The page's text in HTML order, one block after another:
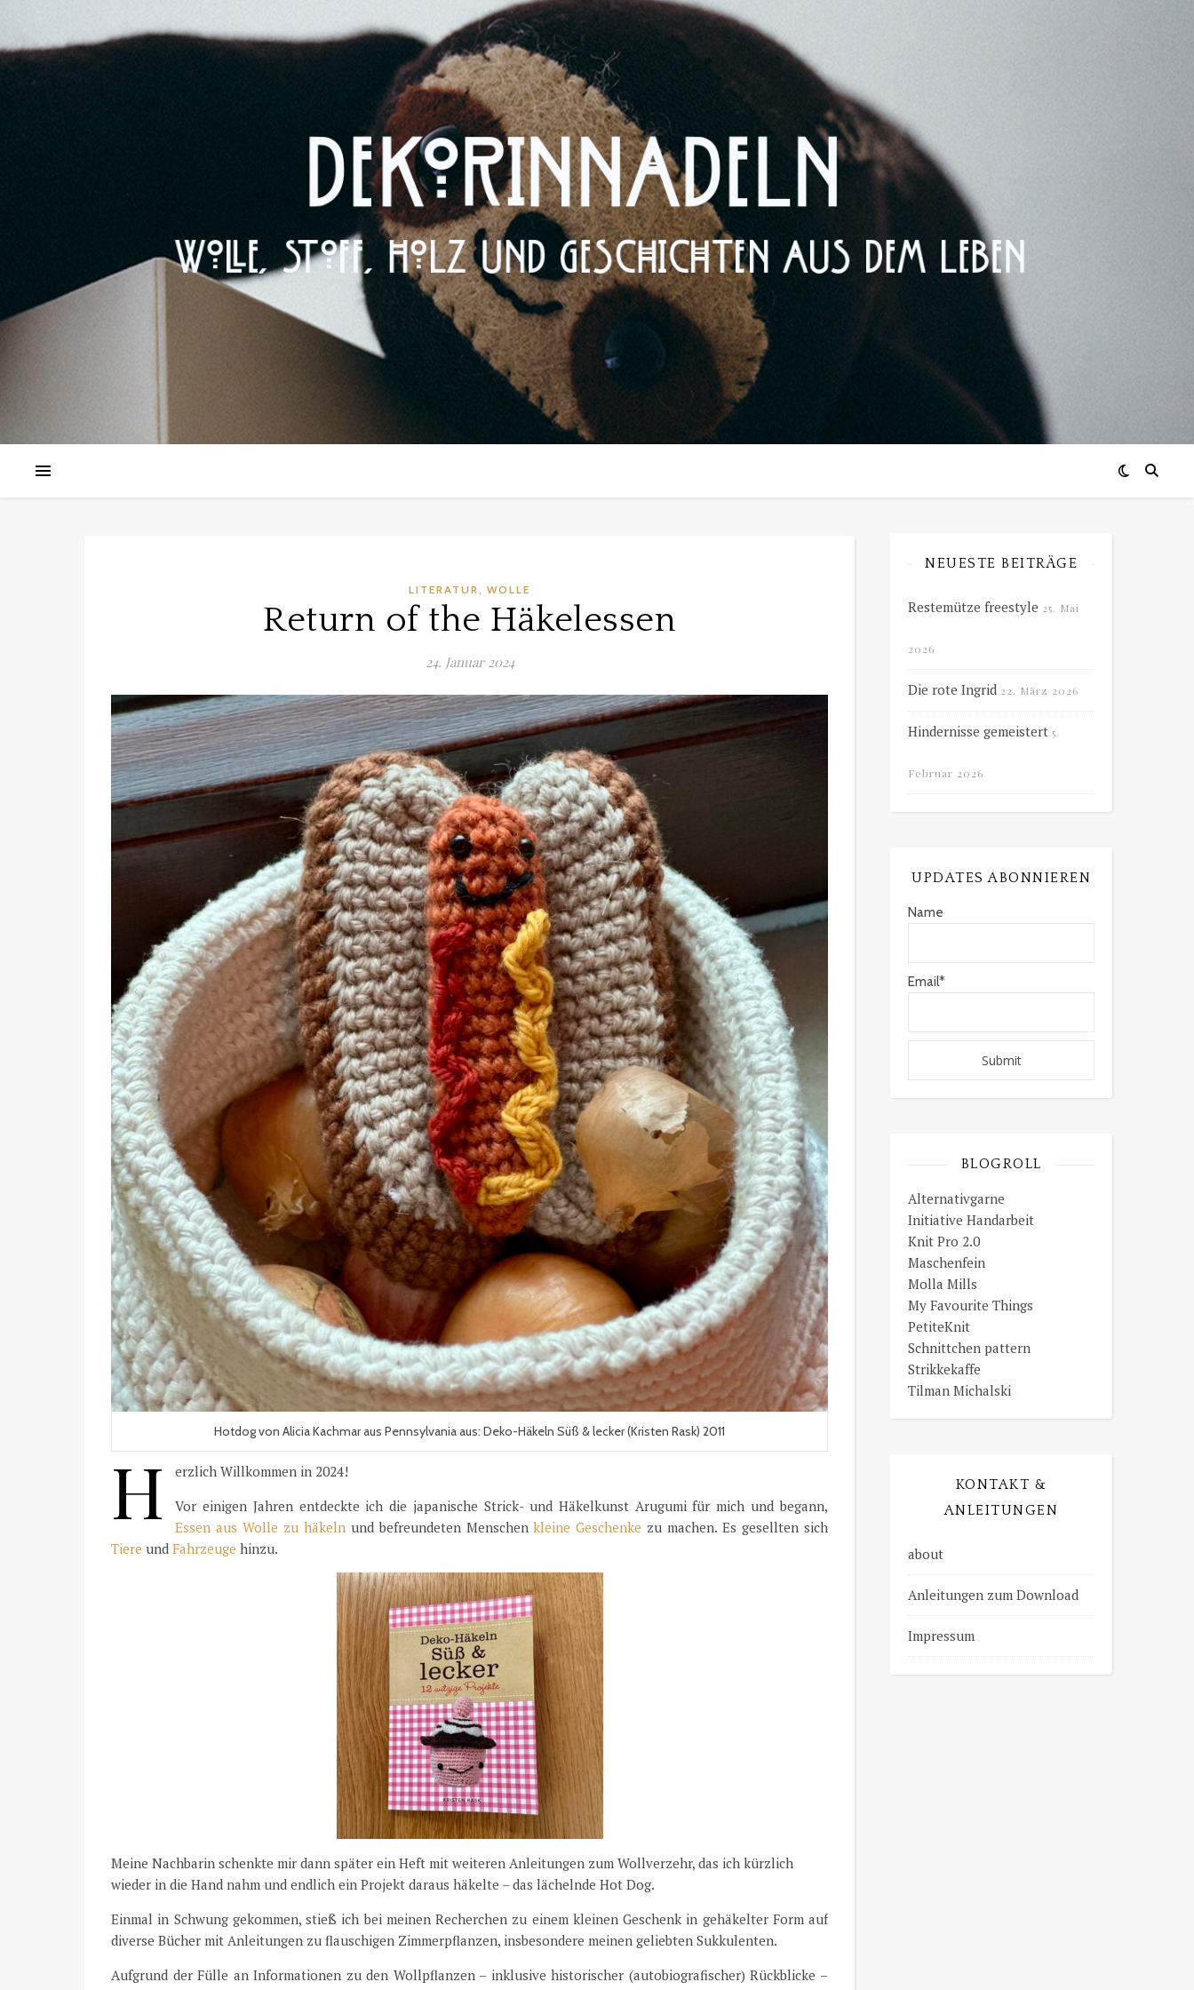
LITERATUR, WOLLE
Return of the Häkelessen
24. Januar 2024
Hotdog von Alicia Kachmar aus Pennsylvania aus: Deko-Häkeln Süß & lecker (Kristen Rask) 2011
H
erzlich Willkommen in 2024!
Vor einigen Jahren entdeckte ich die japanische Strick- und Häkelkunst Arugumi für mich und begann,
Essen aus Wolle zu häkelnund befreundeten Menschenkleine Geschenke zu machen. Es gesellten sich
Tiere und Fahrzeuge hinzu.
Meine Nachbarin schenkte mir dann später ein Heft mit weiteren Anleitungen zum Wollverzehr, das ich kürzlich
wieder in die Hand nahm und endlich ein Projekt daraus häkelte – das lächelnde Hot Dog.
Einmal in Schwung gekommen, stieß ich bei meinen Recherchen zu einem kleinen Geschenk in gehäkelter Form auf
diverse Bücher mit Anleitungen zu flauschigen Zimmerpflanzen, insbesondere meinen geliebten Sukkulenten.
Aufgrund der Fülle an Informationen zu den Wollpflanzen – inklusive historischer (autobiografischer) Rückblicke –
NEUESTE BEITRÄGE
Restemütze freestyle 25. Mai
2026
Die rote Ingrid 22. März 2026
Hindernisse gemeistert 5.
Februar 2026
UPDATES ABONNIEREN
Name
Email*
BLOGROLL
Alternativgarne
Initiative Handarbeit
Knit Pro 2.0
Maschenfein
Molla Mills
My Favourite Things
PetiteKnit
Schnittchen pattern
Strikkekaffe
Tilman Michalski
KONTAKT &
ANLEITUNGEN
about
Anleitungen zum Download
Impressum